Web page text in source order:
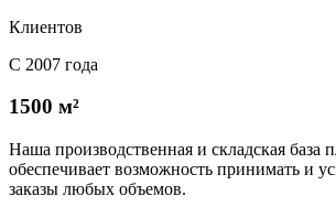
Клиентов
С 2007 года
1500 м²
Наша производственная и складская база
обеспечивает возможность принимать и
заказы любых объемов.